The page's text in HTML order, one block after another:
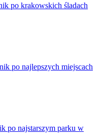
po krakowskich śladach
po najlepszych miejscach
po najstarszym parku w